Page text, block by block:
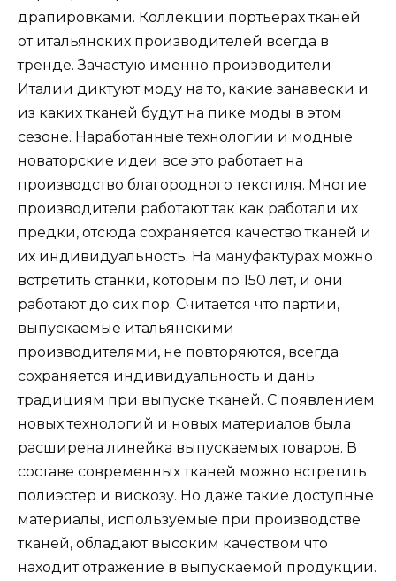
драпировками. Коллекции портьерах тканей
от итальянских производителей всегда в
тренде. Зачастую именно производители
Италии диктуют моду на то, какие занавески и
из каких тканей будут на пике моды в этом
сезоне. Наработанные технологии и модные
новаторские идеи все это работает на
производство благородного текстиля. Многие
производители работают так как работали их
предки, отсюда сохраняется качество тканей и
их индивидуальность. На мануфактурах можно
встретить станки, которым по 150 лет, и они
работают до сих пор. Считается что партии,
выпускаемые итальянскими
производителями, не повторяются, всегда
сохраняется индивидуальность и дань
традициям при выпуске тканей. С появлением
новых технологий и новых материалов была
расширена линейка выпускаемых товаров. В
составе современных тканей можно встретить
полиэстер и вискозу. Но даже такие доступные
материалы, используемые при производстве
тканей, обладают высоким качеством что
находит отражение в выпускаемой продукции.